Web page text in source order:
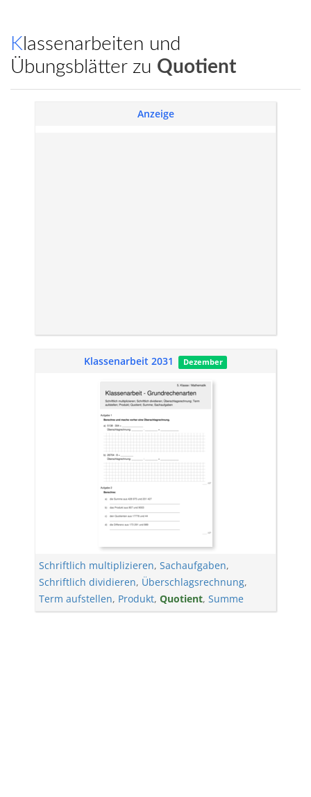
Klassenarbeiten und
Übungsblätter zu Quotient
Anzeige
Klassenarbeit 2031 Dezember
Schriftlich multiplizieren, Sachaufgaben,
Schriftlich dividieren, Überschlagsrechnung,
Term aufstellen, Produkt, Quotient, Summe